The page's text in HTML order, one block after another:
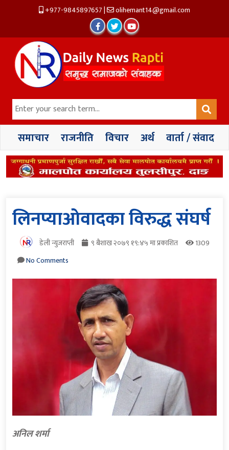
+977-9845897657| olihemant14@gmail.com
समाचार राजनीति विचार अर्थ वार्ता / संवाद
लिनप्याओवादका विरुद्ध संघर्ष
डेली न्युजराप्ती ९ बैशाख २०७९ १९:४५ मा प्रकाशित
1309
No Comments
अनिल शर्मा